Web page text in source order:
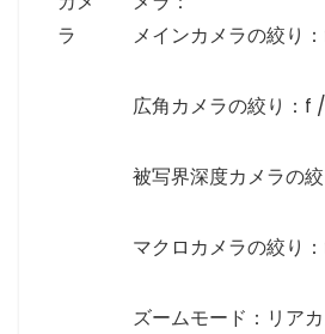
ラ
メインカメラの絞り
広角カメラの絞り：f
被写界深度カメラの
マクロカメラの絞り
ズームモード：リア